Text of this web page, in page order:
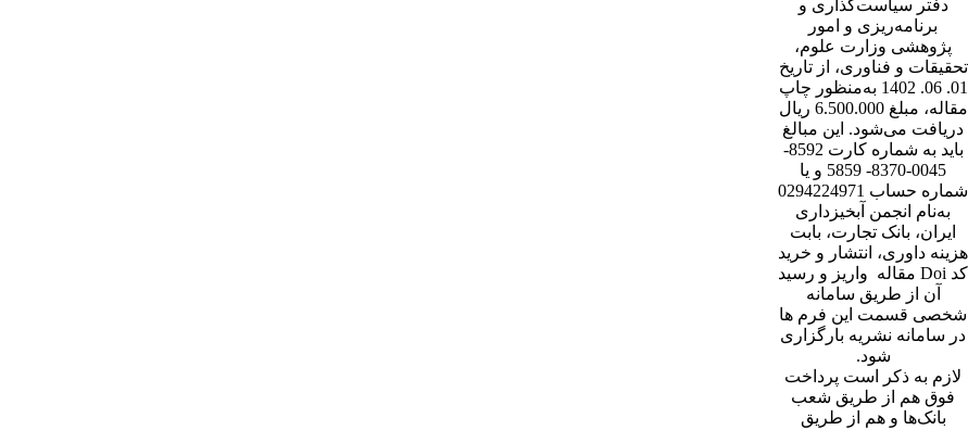
دفتر سیاست‌گذاری و
برنامه‌ریزی و امور
پژوهشی وزارت علوم،
تحقیقات و فناوری، از تاریخ
01. 06. 1402 به‌منظور چاپ
مقاله، مبلغ 6.500.000 ریال
دریافت می‌شود. این مبالغ
باید به شماره کارت 8592-
0045-8370- 5859 و یا
شماره حساب 0294224971
به‌نام انجمن آبخیزداری
ایران، بانک تجارت، بابت
هزینه داوری، انتشار و خرید
کد Doi مقاله واریز و رسید
آن از طریق سامانه
شخصی قسمت این فرم ها
در سامانه نشریه بارگزاری
شود.
لازم به ذکر است پرداخت
فوق هم از طریق شعب
بانک‌‌ها و هم از طریق